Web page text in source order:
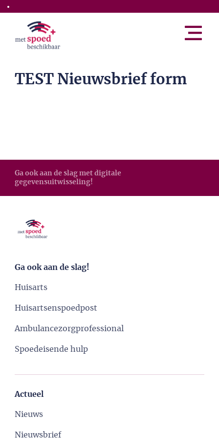
Skip to the main content
TEST Nieuwsbrief form
Ga ook aan de slag met digitale
gegevensuitwisseling!
Ga ook aan de slag!
Huisarts
Huisartsenspoedpost
Ambulancezorgprofessional
Spoedeisende hulp
Actueel
Nieuws
Nieuwsbrief